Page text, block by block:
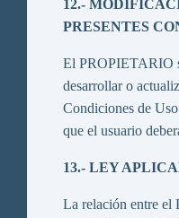
12.-
PRESENTES
El PROPIETARIO
desarrollar o
Condiciones de
que el usuario
13.- LEY
La relación entre